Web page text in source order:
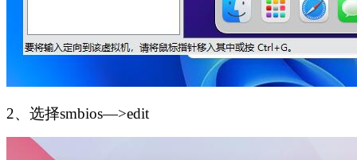
2、选择smbios—>edit